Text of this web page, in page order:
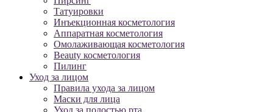
Татуировки
Инъекционная косметология
Аппаратная косметология
Омолаживающая косметология
Beauty косметология
Пилинг
Уход за лицом
Правила ухода за лицом
Маски для лица